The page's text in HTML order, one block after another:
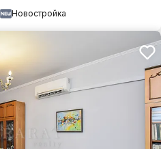
Новостройка